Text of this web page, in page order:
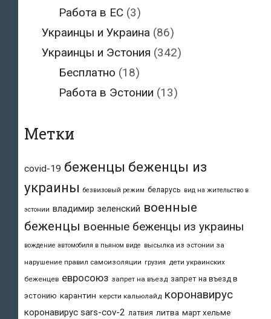
Работа в ЕС (3)
Украинцы и Украина (86)
Украинцы и Эстония (342)
Бесплатно (18)
Работа в Эстонии (13)
Метки
covid-19 беженцы беженцы из
украины безвизовый режим беларусь вид на жительство в
эстонии владимир зеленский военные
беженцы военные беженцы из украины
вождение автомобиля в пьяном виде высылка из эстонии за
нарушение правил самоизоляции грузия дети украинских
беженцев евросоюз запрет на въезд запрет на въезд в
эстонию карантин керсти кальюлайд коронавирус
коронавирус sars-cov-2 латвия литва март хельме